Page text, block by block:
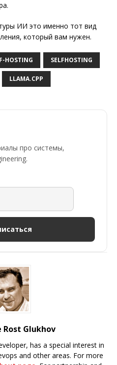
ИИ это именно тот вид
который вам нужен.
HOSTING SELFHOSTING
LLAMA.CPP
про системы,
Rost Glukhov
has a special interest in
and other areas. For more